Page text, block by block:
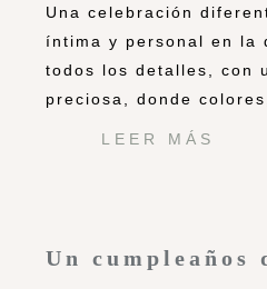
Una celebración
íntima y personal en la
todos los detalles, con
preciosa, donde
LEER MÁS
Un cumpleaños